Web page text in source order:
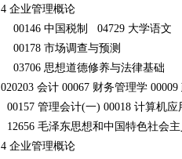
4 企业管理概论
00146 中国税制 04729 大学语文
00178 市场调查与预测
03706 思想道德修养与法律基础
020203 会计 00067 财务管理学
00157 管理会计(一) 00018 计算机
12656 毛泽东思想和中国特色社会
4 企业管理概论